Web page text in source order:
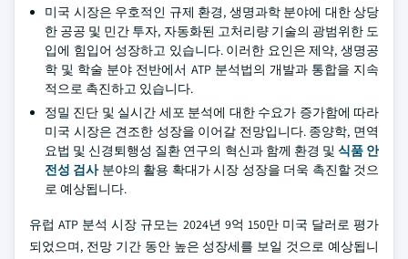
미국 시장은 우호적인 규제 환경, 생명과학 분야에 대한 상당
한 공공 및 민간 투자, 자동화된 고처리량 기술의 광범위한 도
입에 힘입어 성장하고 있습니다. 이러한 요인은 제약, 생명공
학 및 학술 분야 전반에서 ATP 분석법의 개발과 통합을 지속
적으로 촉진하고 있습니다.
정밀 진단 및 실시간 세포 분석에 대한 수요가 증가함에 따라
미국 시장은 견조한 성장을 이어갈 전망입니다. 종양학, 면역
요법 및 신경퇴행성 질환 연구의 혁신과 함께 환경 및 식품 안
전성 검사분야의 활용 확대가 시장 성장을 더욱 촉진할 것으
로 예상됩니다.
유럽 ATP 분석 시장 규모는 2024년 9억 150만 미국 달러로 평가
되었으며, 전망 기간 동안 높은 성장세를 보일 것으로 예상됩니